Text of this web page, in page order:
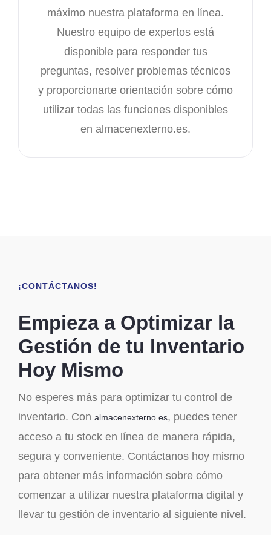
máximo nuestra plataforma en línea.
Nuestro equipo de expertos está
disponible para responder tus
preguntas, resolver problemas técnicos
y proporcionarte orientación sobre cómo
utilizar todas las funciones disponibles
en almacenexterno.es.
¡CONTÁCTANOS!
Empieza a Optimizar la
Gestión de tu Inventario
Hoy Mismo
No esperes más para optimizar tu control de
inventario. Con almacenexterno.es, puedes tener
acceso a tu stock en línea de manera rápida,
segura y conveniente. Contáctanos hoy mismo
para obtener más información sobre cómo
comenzar a utilizar nuestra plataforma digital y
llevar tu gestión de inventario al siguiente nivel.